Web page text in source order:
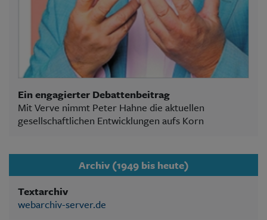
Ein engagierter Debattenbeitrag
Mit Verve nimmt Peter Hahne die aktuellen
gesellschaftlichen Entwicklungen aufs Korn
Archiv (1949 bis heute)
Textarchiv
webarchiv-server.de